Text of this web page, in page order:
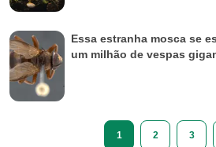
Essa estranha mosca se
um milhão de vespas
1 2 3